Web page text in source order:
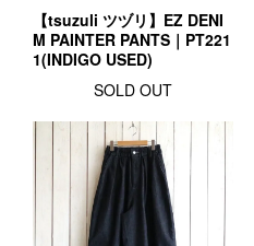
【tsuzuli ツヅリ】EZ DENI
M PAINTER PANTS｜PT221
1(INDIGO USED)
SOLD OUT